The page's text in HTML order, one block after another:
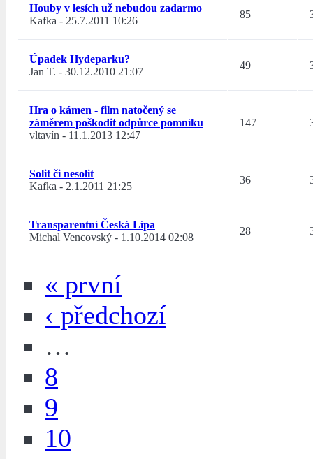
Houby v lesích už nebudou zadarmo
Kafka - 25.7.2011 10:26
85
Úpadek Hydeparku?
Jan T. - 30.12.2010 21:07
49
Hra o kámen - film natočený se
záměrem poškodit odpůrce pomníku
vltavín - 11.1.2013 12:47
147
Solit či nesolit
Kafka - 2.1.2011 21:25
36
Transparentní Česká Lípa
Michal Vencovský - 1.10.2014 02:08
28
« první
‹ předchozí
…
8
9
10